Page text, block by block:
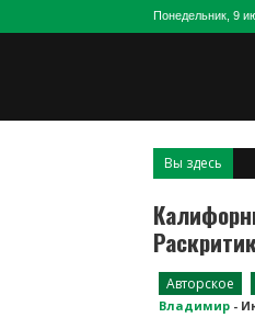
Понедельник, 9
Вы здесь
Авторское
Владимир -